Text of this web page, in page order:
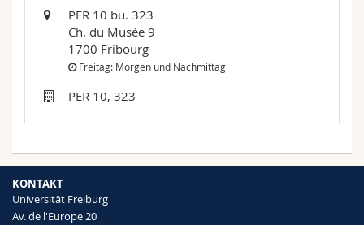
Weiterbildung
Philosophische Fak.
Fak. für Erziehungs- und Bildungswissenschaften
Math.-Nat. und Med. Fak.
Medien
Forschende
Mitarbeitende
Doktorierende
Ortsplan
Bibliotheken
Webmail
Vorlesungsverzeichnis
MyUnifr
PER 10 bu. 323
Ch. du Musée 9
1700 Fribourg
Freitag: Morgen und Nachmittag
PER 10, 323
KONTAKT
Universität Freiburg
Av. de l'Europe 20